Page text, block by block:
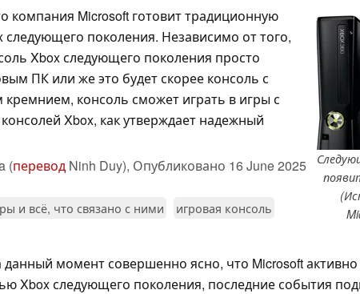
компания Microsoft готовит традиционную
следующего поколения. Независимо от того,
Xbox следующего поколения просто
ПК или же это будет скорее консоль с
консоль сможет играть в игры с
Xbox, как утверждает надежный
(перевод Ninh Duy), Опубликовано 16 June 2025
и всё, что связано с ними
игровая консоль
данный момент совершенно ясно, что Microsoft
Xbox следующего поколения, последние события